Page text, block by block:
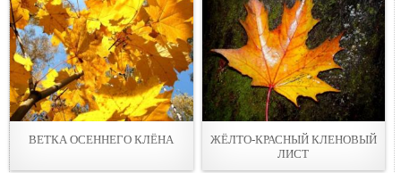
ВЕТКА ОСЕННЕГО КЛЁНА
ЖЁЛТО-КРАСНЫЙ КЛЕНОВЫЙ
ЛИСТ